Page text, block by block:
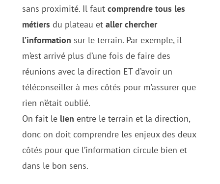
sans proximité. Il faut comprendre tous les
métiers du plateau et aller chercher
l’information sur le terrain. Par exemple, il
m’est arrivé plus d’une fois de faire des
réunions avec la direction ET d’avoir un
téléconseiller à mes côtés pour m’assurer que
rien n’était oublié.
On fait le lien entre le terrain et la direction,
donc on doit comprendre les enjeux des deux
côtés pour que l’information circule bien et
dans le bon sens.